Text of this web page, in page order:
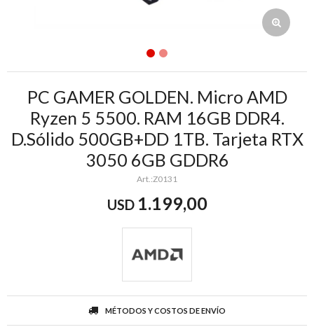
PC GAMER GOLDEN. Micro AMD
Ryzen 5 5500. RAM 16GB DDR4.
D.Sólido 500GB+DD 1TB. Tarjeta RTX
3050 6GB GDDR6
Z0131
USD 1.199,00
MÉTODOS Y COSTOS DE ENVÍO